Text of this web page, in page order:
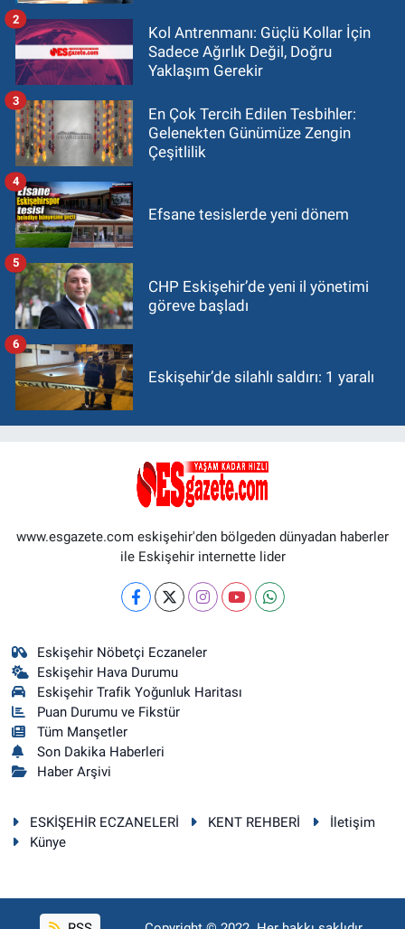
Kol Antrenmanı: Güçlü Kollar İçin
Sadece Ağırlık Değil, Doğru
Yaklaşım Gerekir
2
En Çok Tercih Edilen Tesbihler:
Gelenekten Günümüze Zengin
Çeşitlilik
3
Efsane tesislerde yeni dönem
4
CHP Eskişehir’de yeni il yönetimi
göreve başladı
5
Eskişehir’de silahlı saldırı: 1 yaralı
6
www.esgazete.com eskişehir'den bölgeden dünyadan haberler
ile Eskişehir internette lider
Eskişehir Nöbetçi Eczaneler
Eskişehir Hava Durumu
Eskişehir Trafik Yoğunluk Haritası
Puan Durumu ve Fikstür
Tüm Manşetler
Son Dakika Haberleri
Haber Arşivi
ESKİŞEHİR ECZANELERİ KENT REHBERİ
İletişim
Künye